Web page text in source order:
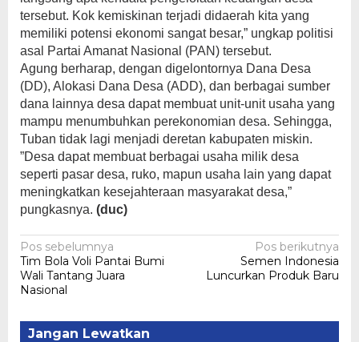
tersebut. Kok kemiskinan terjadi didaerah kita yang
memiliki potensi ekonomi sangat besar,” ungkap politisi
asal Partai Amanat Nasional (PAN) tersebut.
Agung berharap, dengan digelontornya Dana Desa
(DD), Alokasi Dana Desa (ADD), dan berbagai sumber
dana lainnya desa dapat membuat unit-unit usaha yang
mampu menumbuhkan perekonomian desa. Sehingga,
Tuban tidak lagi menjadi deretan kabupaten miskin.
”Desa dapat membuat berbagai usaha milik desa
seperti pasar desa, ruko, mapun usaha lain yang dapat
meningkatkan kesejahteraan masyarakat desa,”
pungkasnya. (duc)
Navigasi
pos
Pos sebelumnya
Tim Bola Voli Pantai Bumi
Wali Tantang Juara
Nasional
Pos berikutnya
Semen Indonesia
Luncurkan Produk Baru
Jangan Lewatkan